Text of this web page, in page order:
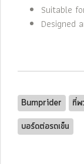
Suitable
Designed
Bumprider ที่พ
บอร์ดต่อรถเข็น